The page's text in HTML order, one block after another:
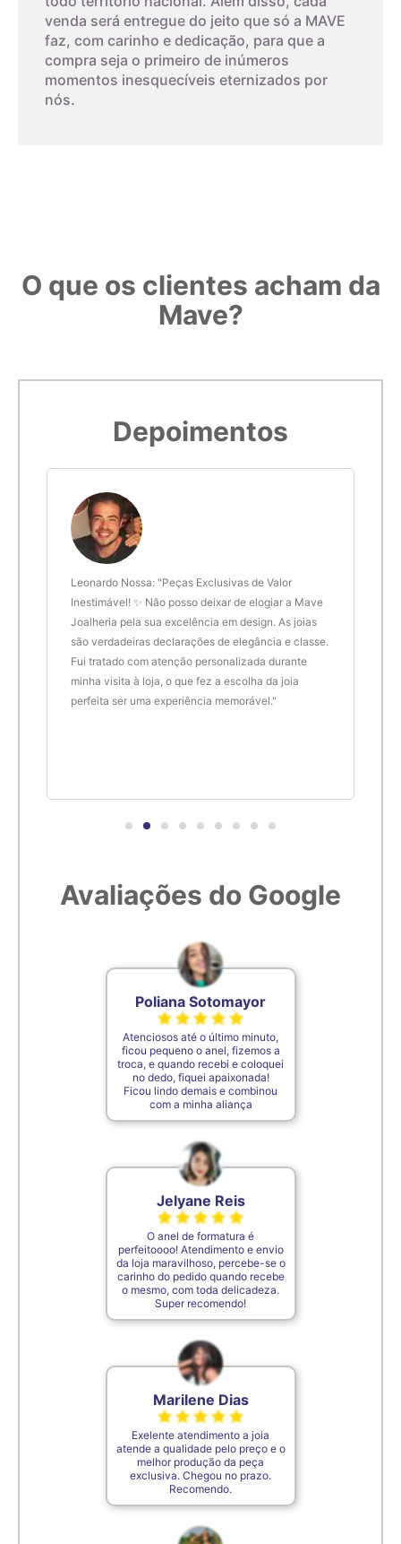
venda será entregue do jeito que só a MAVE
faz, com carinho e dedicação, para que a
compra seja o primeiro de inúmeros
momentos inesquecíveis eternizados por
nós.
O que os clientes acham da
Mave?
Depoimentos
Leonardo Nossa: "Peças Exclusivas de Valor
Inestimável! ✨ Não posso deixar de elogiar a Mave
Joalheria pela sua excelência em design. As joias
são verdadeiras declarações de elegância e classe.
Fui tratado com atenção personalizada durante
minha visita à loja, o que fez a escolha da joia
perfeita ser uma experiência memorável."
Avaliações do Google
Poliana Sotomayor
Atenciosos até o último minuto,
ficou pequeno o anel, fizemos a
troca, e quando recebi e coloquei
no dedo, fiquei apaixonada!
Ficou lindo demais e combinou
com a minha aliança
Jelyane Reis
O anel de formatura é
perfeitoooo! Atendimento e envio
da loja maravilhoso, percebe-se o
carinho do pedido quando recebe
o mesmo, com toda delicadeza.
Super recomendo!
Marilene Dias
Exelente atendimento a joia
atende a qualidade pelo preço e o
melhor produção da peça
exclusiva. Chegou no prazo.
Recomendo.